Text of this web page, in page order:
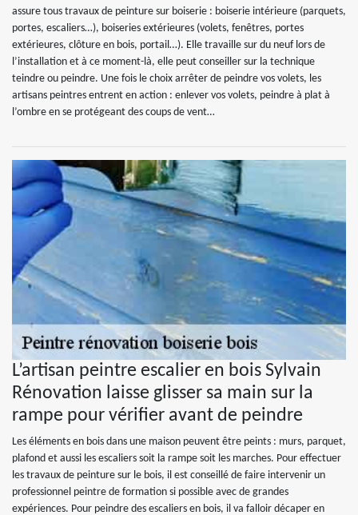
assure tous travaux de peinture sur boiserie : boiserie intérieure (parquets,
portes, escaliers…), boiseries extérieures (volets, fenêtres, portes
extérieures, clôture en bois, portail…). Elle travaille sur du neuf lors de
l’installation et à ce moment-là, elle peut conseiller sur la technique
teindre ou peindre. Une fois le choix arrêter de peindre vos volets, les
artisans peintres entrent en action : enlever vos volets, peindre à plat à
l’ombre en se protégeant des coups de vent…
L’artisan peintre escalier en bois Sylvain
Rénovation laisse glisser sa main sur la
rampe pour vérifier avant de peindre
Les éléments en bois dans une maison peuvent être peints : murs, parquet,
plafond et aussi les escaliers soit la rampe soit les marches. Pour effectuer
les travaux de peinture sur le bois, il est conseillé de faire intervenir un
professionnel peintre de formation si possible avec de grandes
expériences. Pour peindre des escaliers en bois, il va falloir décaper en